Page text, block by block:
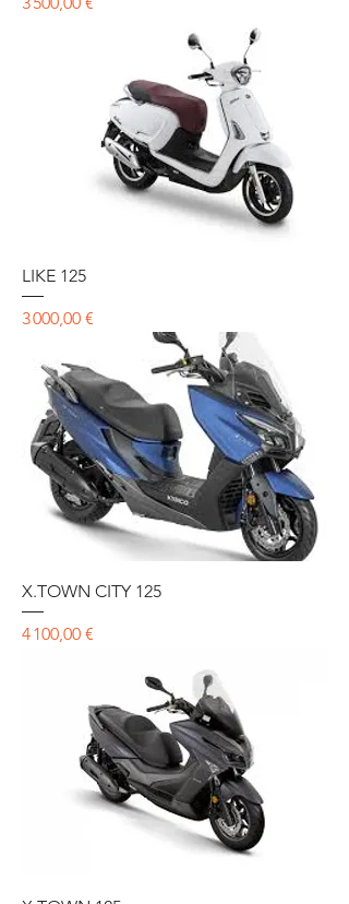
LIKE 125
Prix
3 000,00 €
X.TOWN CITY 125
Prix
4 100,00 €